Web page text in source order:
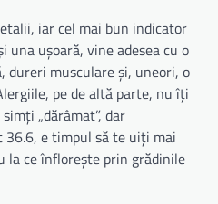
iar cel mai bun indicator
una ușoară, vine adesea cu o
dureri musculare și, uneori, o
pe de altă parte, nu îți
„dărâmat”, dar
e timpul să te uiți mai
la ce înflorește prin grădinile